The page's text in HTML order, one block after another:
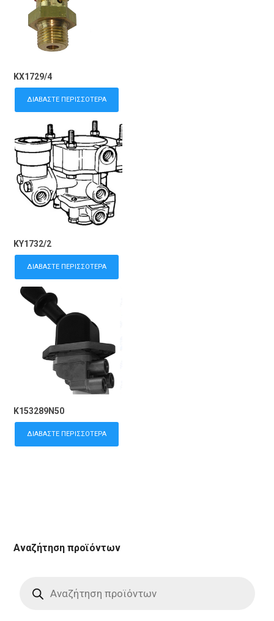
KX1729/4
ΔΙΑΒΆΣΤΕ ΠΕΡΙΣΣΌΤΕΡΑ
KY1732/2
ΔΙΑΒΆΣΤΕ ΠΕΡΙΣΣΌΤΕΡΑ
K153289N50
ΔΙΑΒΆΣΤΕ ΠΕΡΙΣΣΌΤΕΡΑ
Αναζήτηση προϊόντων
search